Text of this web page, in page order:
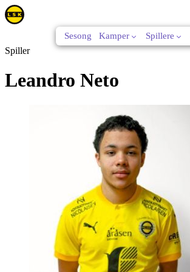
Sesong Kamper Spillere
Spiller
Leandro Neto